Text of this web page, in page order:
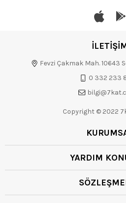
Fevzi Çakmak Mah. 10643
0 332 233
Copyright © 2022
YARDIM